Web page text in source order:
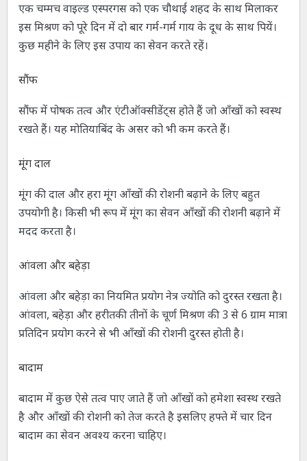
एक चम्मच वाइल्ड एस्परगस को एक चौथाई शहद के साथ मिलाकर
इस मिश्रण को पूरे दिन में दो बार गर्म-गर्म गाय के दूध के साथ पियें।
कुछ महीने के लिए इस उपाय का सेवन करते रहें।
सौंफ
सौंफ में पोषक तत्व और एंटीऑक्सीडेंट्स होते हैं जो आँखों को स्वस्थ
रखते हैं। यह मोतियाबिंद के असर को भी कम करते हैं।
मूंग दाल
मूंग की दाल और हरा मूंग आँखों की रोशनी बढ़ाने के लिए बहुत
उपयोगी है। किसी भी रूप में मूंग का सेवन आँखों की रोशनी बढ़ाने में
मदद करता है।
आंवला और बहेड़ा
आंवला और बहेड़ा का नियमित प्रयोग नेत्र ज्योति को दुरस्त रखता है।
आंवला, बहेड़ा और हरीतकी तीनों के चूर्ण मिश्रण की 3 से 6 ग्राम मात्रा
प्रतिदिन प्रयोग करने से भी आँखों की रोशनी दुरस्त होती है।
बादाम
बादाम में कुछ ऐसे तत्व पाए जाते हैं जो आँखों को हमेशा स्वस्थ रखते
है और आँखों की रोशनी को तेज करते है इसलिए हफ्ते में चार दिन
बादाम का सेवन अवश्य करना चाहिए।